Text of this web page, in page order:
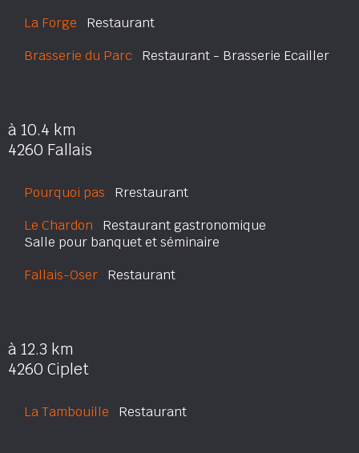
La Forge Restaurant
Brasserie du Parc Restaurant - Brasserie Ecailler
à 10.4 km
4260 Fallais
Pourquoi pas Rrestaurant
Le Chardon Restaurant gastronomique
Salle pour banquet et séminaire
Fallais-Oser Restaurant
à 12.3 km
4260 Ciplet
La Tambouille Restaurant